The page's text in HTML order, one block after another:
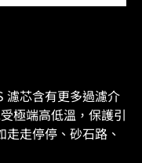
濾芯含有更多過濾介
極端高低溫，保護引
走停停、砂石路、